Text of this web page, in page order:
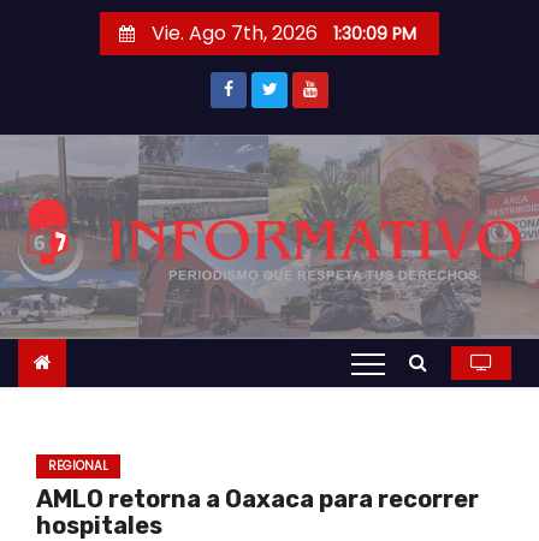
r
a
c
o
t
Vie. Ago 7th, 2026 1:30:10 PM
REGIONAL
AMLO retorna a Oaxaca para recorrer
hospitales